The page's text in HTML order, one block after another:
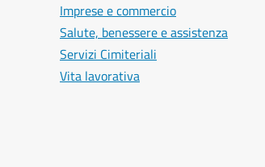
Imprese e commercio
Salute, benessere e assistenza
Servizi Cimiteriali
Vita lavorativa